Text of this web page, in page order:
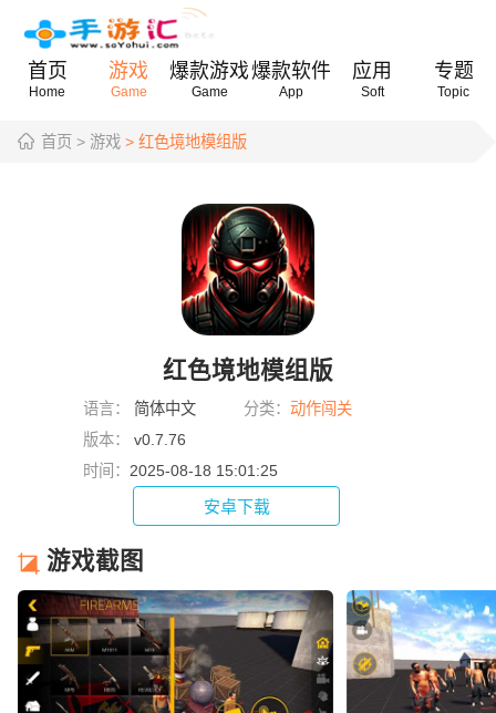
首页
Home
游戏
Game
爆款游戏
Game
爆款软件
App
应用
Soft
专题
Topic
首页 > 游戏 > 红色境地模组版
红色境地模组版
语言： 简体中文 分类： 动作闯关
版本：
v0.7.76
时间： 2025-08-18 15:01:25
安卓下载
游戏截图